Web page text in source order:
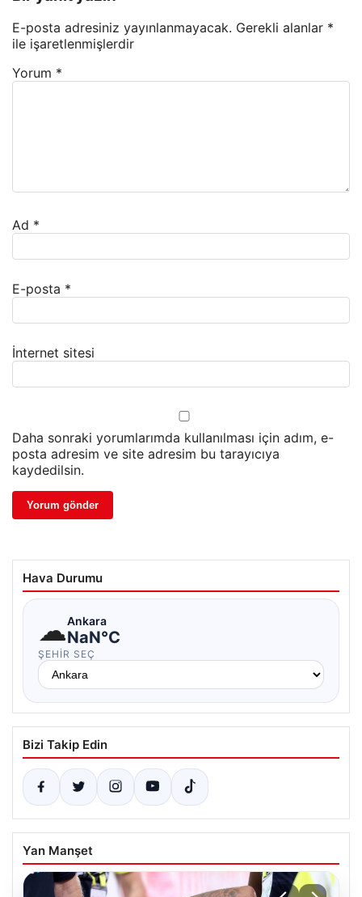
E-posta adresiniz yayınlanmayacak. Gerekli alanlar *
ile işaretlenmişlerdir
Yorum *
Ad *
E-posta *
İnternet sitesi
Daha sonraki yorumlarımda kullanılması için adım, e-
posta adresim ve site adresim bu tarayıcıya
kaydedilsin.
Hava Durumu
☁Ankara
NaN°C
ŞEHIR SEÇ
Bizi Takip Edin
Yan Manşet